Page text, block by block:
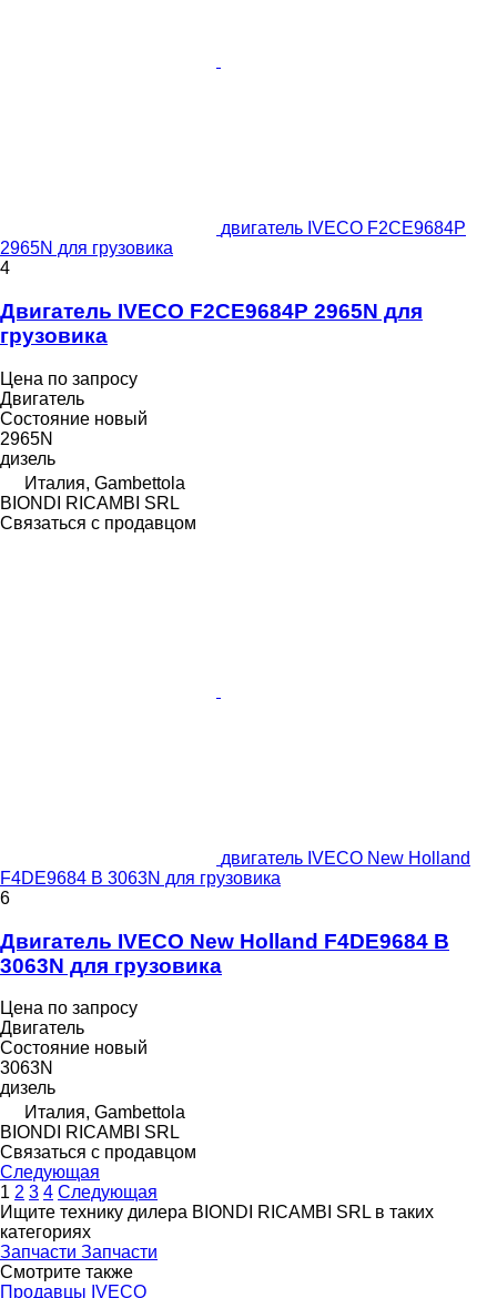
двигатель IVECO F2CE9684P
2965N для грузовика
4
Двигатель IVECO F2CE9684P 2965N для
грузовика
Цена по запросу
Двигатель
Состояние новый
2965N
дизель
Италия, Gambettola
BIONDI RICAMBI SRL
Связаться с продавцом
двигатель IVECO New Holland
F4DE9684 B 3063N для грузовика
6
Двигатель IVECO New Holland F4DE9684 B
3063N для грузовика
Цена по запросу
Двигатель
Состояние новый
3063N
дизель
Италия, Gambettola
BIONDI RICAMBI SRL
Связаться с продавцом
Следующая
1 2 3 4 Следующая
Ищите технику дилера BIONDI RICAMBI SRL в таких
категориях
Запчасти Запчасти
Смотрите также
Продавцы IVECO